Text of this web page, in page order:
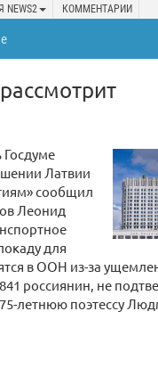
NEWS2 КОММЕНТАРИИ
Латвии
сообщил
Леонид
для
в ООН из-за
россиянин, не
летнюю поэтессу